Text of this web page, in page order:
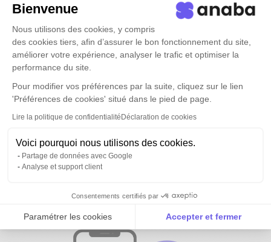
Bienvenue
Nous utilisons des cookies, y compris
des cookies tiers, afin d’assurer le bon fonctionnement du site,
améliorer votre expérience, analyser le trafic et optimiser la
performance du site.
Pour modifier vos préférences par la suite, cliquez sur le lien
'Préférences de cookies' situé dans le pied de page.
Lire la politique de confidentialitéDéclaration de cookies
Voici pourquoi nous utilisons des cookies.
Partage de données avec Google
Analyse et support client
Consentements certifiés par
Paramétrer les cookies Accepter et fermer
Axeptio consent
Plateforme de Gestion du Consentement :
Tous vos contacts et ceux de vos
équipesdisponibles partout